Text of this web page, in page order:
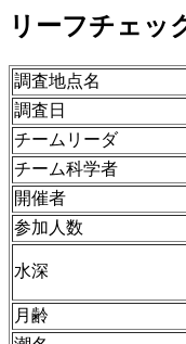
リーフチェッ
調査地点名
調査日
チームリーダ
チーム科学者
開催者
参加人数
水深
月齢